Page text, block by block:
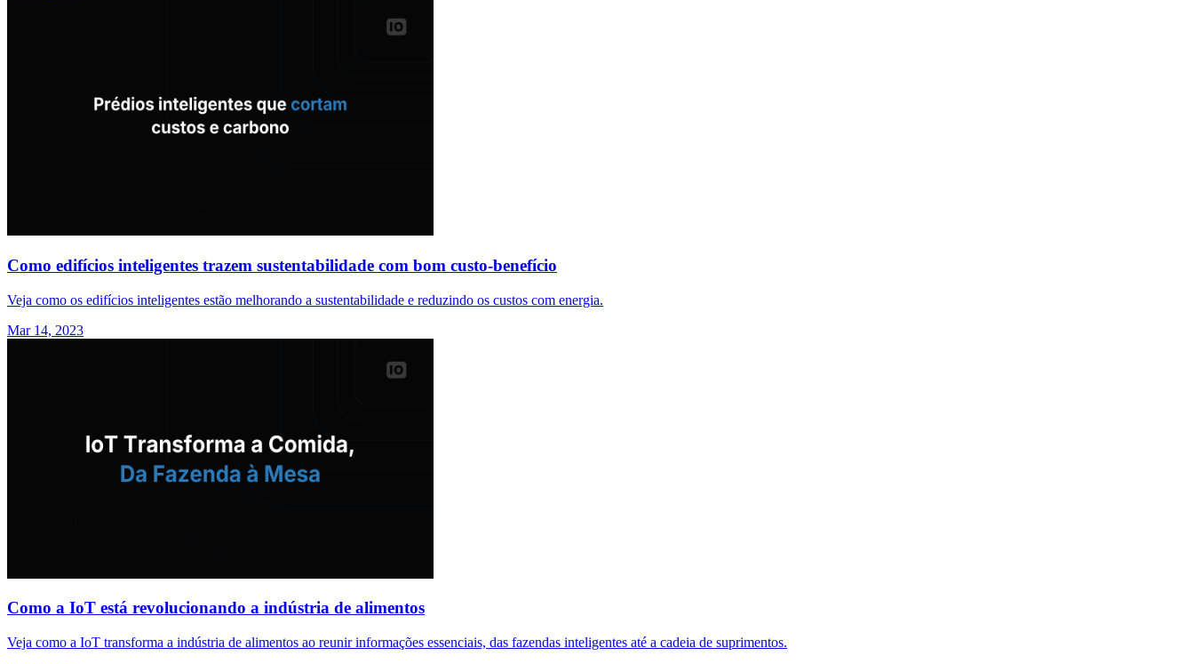
Como edifícios inteligentes trazem sustentabilidade com bom custo-benefício
Veja como os edifícios inteligentes estão melhorando a sustentabilidade e reduzindo os custos com energia.
Mar 14, 2023
Como a IoT está revolucionando a indústria de alimentos
Veja como a IoT transforma a indústria de alimentos ao reunir informações essenciais, das fazendas inteligentes até a cadeia de suprimentos.